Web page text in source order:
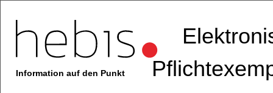
Information auf den Punkt